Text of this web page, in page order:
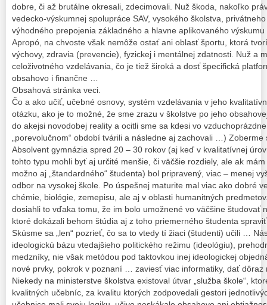
dobre, či až brutálne okresali, zdecimovali. Nuž škoda, nakoľko
vedecko-výskumnej spolupráce SAV, vysokého školstva,
výhodného prepojenia základného a hlavne aplikovaného
Apropó, na chvoste však nemôže ostať ani oblasť športu, ktorá
výchovy, zdravia (prevencie), fyzickej i mentálnej zdatnosti. Nuž a
celoživotného vzdelávania, čo je tiež široká a dosť špecifická
obsahovo i finančne …
Obsahová stránka veci.
Čo a ako učiť, učebné osnovy, systém vzdelávania v jeho
otázku, ako je to možné, že sme zrazu v školstve po jeho
do akejsi novodobej reality a ocitli sme sa kdesi vo
„porevolučnom“ období tvárili a následne aj zachovali …)
Absolvent gymnázia spred 20 – 30 rokov (aj keď v kvalitatívnej
tohto typu mohli byť aj určité menšie, či väčšie rozdiely, ale ak
možno aj „štandardného“ študenta) bol pripravený, viac – menej
odbor na vysokej škole. Po úspešnej maturite mal viac ako dobré
chémie, biológie, zemepisu, ale aj v oblasti humanitných
dosiahli to vďaka tomu, že im bolo umožnené vo väčšine študovať
ktoré dokázali behom štúdia aj z toho priemerného študenta
Skúsme sa „len“ pozrieť, čo sa to vtedy tí žiaci (študenti) učili …
ideologickú bázu vtedajšieho politického režimu (ideológiu),
medzníky, nie však metódou pod taktovkou inej ideologickej
nové prvky, pokrok v poznaní … zaviesť viac informatiky, dať dôraz
Niekedy na ministerstve školstva existoval útvar „služba škole“,
kvalitných učebníc, za kvalitu ktorých zodpovedali gestori